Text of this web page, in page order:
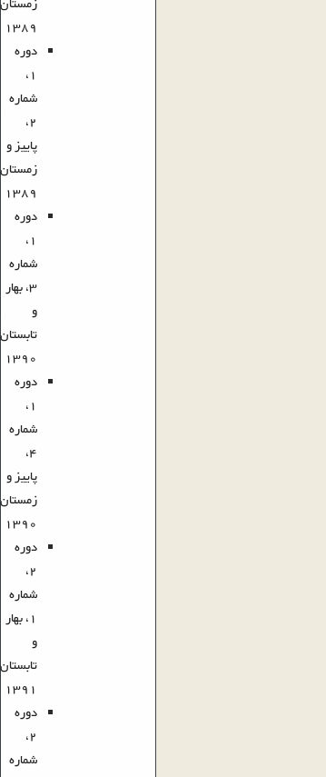
1389
دوره
1،
شماره
2،
پاییز و
زمستان
1389
دوره
1،
شماره
3، بهار
و
تابستان
1390
دوره
1،
شماره
4،
پاییز و
زمستان
1390
دوره
2،
شماره
1، بهار
و
تابستان
1391
دوره
2،
شماره